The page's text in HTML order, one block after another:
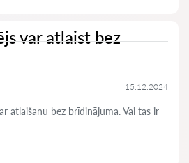
var atlaist bez
15.12.2024
atlaišanu bez brīdinājuma. Vai tas ir